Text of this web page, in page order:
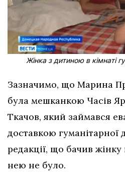
Жінка з дитиною в кімнаті
Зазначимо, що Марина
була мешканкою Часів
Ткачов, який займався
доставкою гуманітарної
редакції, що бачив жінку
нею не було.